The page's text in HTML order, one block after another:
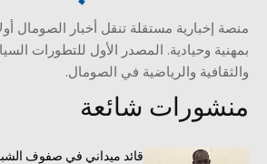
منصة إخبارية مستقلة تنقل أخبار الصومال
بمهنية وحيادية. المصدر الأول للتطورات
والثقافية والرياضية في الصومال.
منشورات شائعة
قائد ميداني في صفوف